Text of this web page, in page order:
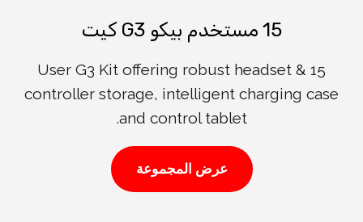
15 مستخدم بيكو G3 كيت
15 User G3 Kit offering robust headset &
controller storage, intelligent charging case
and control tablet.
عرض المجموعة